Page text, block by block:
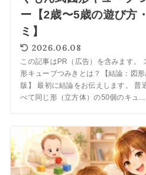
ー【2歳〜5歳の遊び方
ミ】
2026.06.08
この記事はPR（広告）を含みます。
形キューブつみきとは？【結論：図
版】 最初に結論をお伝えします。 普
べて同じ形（立方体）の50個のキュ...